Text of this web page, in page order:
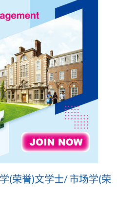
(荣誉)文学士/ 市场学(荣